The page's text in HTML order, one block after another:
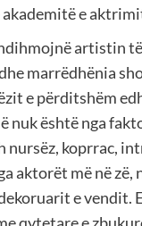
e
artistin
marrëdhënia
e përditshëm
nuk është nga
nursëz, koprrac,
aktorët më në zë,
e vendit.